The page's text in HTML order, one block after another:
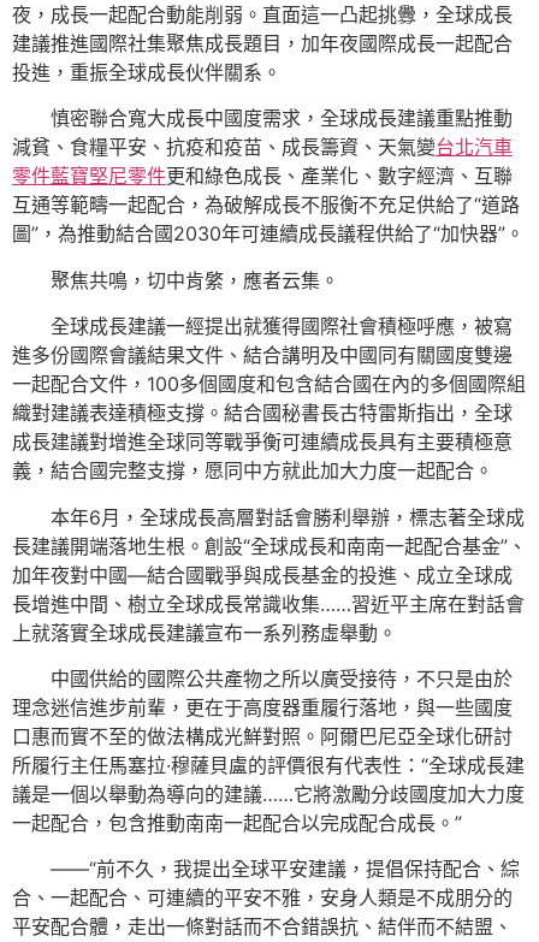
夜，成長一起配合動能削弱。直面這一凸起挑釁，全球成長
建議推進國際社集聚焦成長題目，加年夜國際成長一起配合
投進，重振全球成長伙伴關系。
慎密聯合寬大成長中國度需求，全球成長建議重點推動
減貧、食糧平安、抗疫和疫苗、成長籌資、天氣變台北汽車
零件藍寶堅尼零件更和綠色成長、產業化、數字經濟、互聯
互通等範疇一起配合，為破解成長不服衡不充足供給了“道路
圖”，為推動結合國2030年可連續成長議程供給了“加快器”。
聚焦共鳴，切中肯綮，應者云集。
全球成長建議一經提出就獲得國際社會積極呼應，被寫
進多份國際會議結果文件、結合講明及中國同有關國度雙邊
一起配合文件，100多個國度和包含結合國在內的多個國際組
織對建議表達積極支撐。結合國秘書長古特雷斯指出，全球
成長建議對增進全球同等戰爭衡可連續成長具有主要積極意
義，結合國完整支撐，愿同中方就此加大力度一起配合。
本年6月，全球成長高層對話會勝利舉辦，標志著全球成
長建議開端落地生根。創設“全球成長和南南一起配合基金”、
加年夜對中國—結合國戰爭與成長基金的投進、成立全球成
長增進中間、樹立全球成長常識收集……習近平主席在對話會
上就落實全球成長建議宣布一系列務虛舉動。
中國供給的國際公共產物之所以廣受接待，不只是由於
理念迷信進步前輩，更在于高度器重履行落地，與一些國度
口惠而實不至的做法構成光鮮對照。阿爾巴尼亞全球化研討
所履行主任馬塞拉·穆薩貝盧的評價很有代表性：“全球成長建
議是一個以舉動為導向的建議……它將激勵分歧國度加大力度
一起配合，包含推動南南一起配合以完成配合成長。”
——“前不久，我提出全球平安建議，提倡保持配合、綜
合、一起配合、可連續的平安不雅，安身人類是不成朋分的
平安配合體，走出一條對話而不合錯誤抗、結伴而不結盟、